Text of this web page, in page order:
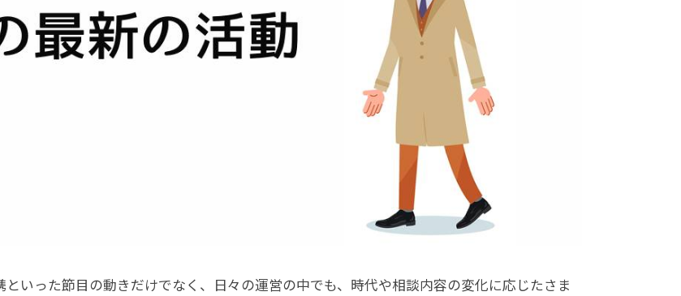
いった節目の動きだけでなく、日々の運営の中でも、時代や相談内容の変化に応じたさま